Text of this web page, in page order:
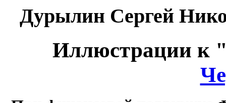
Дурылин Сергей
Иллюстрации к